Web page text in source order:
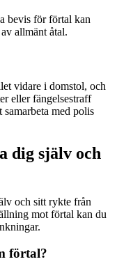
bevis för förtal kan
allmänt åtal.
vidare i domstol, och
eller fängelsestraff
med polis
dig själv och
och sitt rykte från
mot förtal kan du
förtal?